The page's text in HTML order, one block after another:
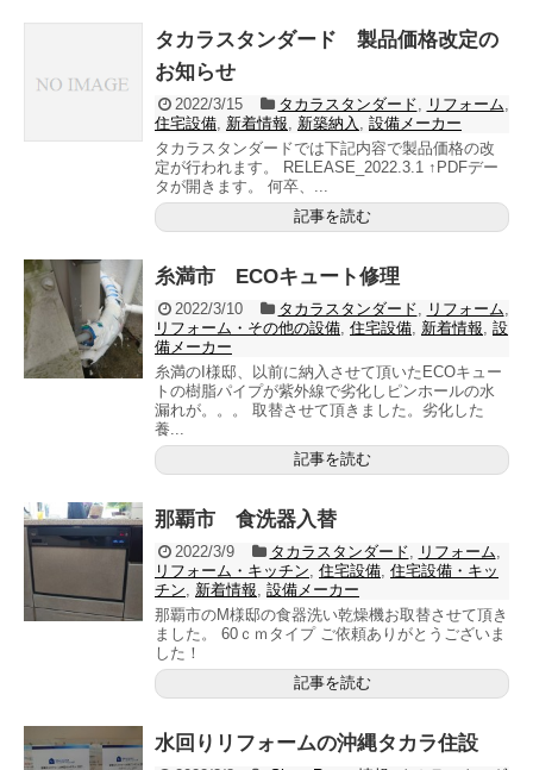
タカラスタンダード 製品価格改定の
お知らせ
2022/3/15 タカラスタンダード リフォーム
住宅設備 新着情報 新築納入
設備メーカー
タカラスタンダードでは下記内容で製品価格の改
定が行われます。 RELEASE_2022.3.1 ↑PDFデー
タが開きます。 何卒、...
記事を読む
糸満市 ECOキュート修理
2022/3/10 タカラスタンダード リフォーム
リフォーム・その他の設備 住宅設備 新着情報 設
備メーカー
糸満のI様邸、以前に納入させて頂いたECOキュー
トの樹脂パイプが紫外線で劣化しピンホールの水
漏れが。。。 取替させて頂きました。劣化した
養...
記事を読む
那覇市 食洗器入替
2022/3/9 タカラスタンダード リフォーム
リフォーム・キッチン 住宅設備 住宅設備・キッ
チン
新着情報 設備メーカー
那覇市のM様邸の食器洗い乾燥機お取替させて頂き
ました。 60ｃｍタイプ ご依頼ありがとうございま
した！
記事を読む
水回りリフォームの沖縄タカラ住設